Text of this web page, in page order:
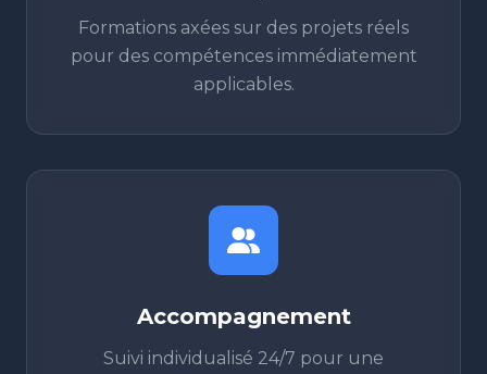
Formations axées sur des projets réels
pour des compétences immédiatement
applicables.
Accompagnement
Suivi individualisé 24/7 pour une